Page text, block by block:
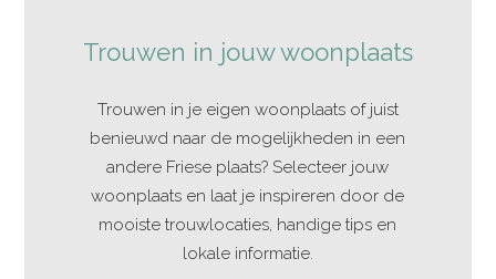
Trouwen in jouw woonplaats
Trouwen in je eigen woonplaats of juist
benieuwd naar de mogelijkheden in een
andere Friese plaats? Selecteer jouw
woonplaats en laat je inspireren door de
mooiste trouwlocaties, handige tips en
lokale informatie.